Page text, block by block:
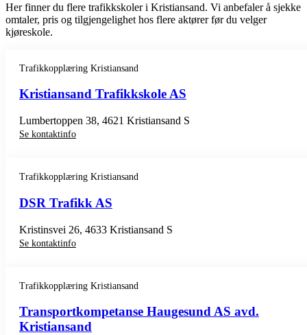
Her finner du flere trafikkskoler i Kristiansand. Vi anbefaler å sjekke
omtaler, pris og tilgjengelighet hos flere aktører før du velger
kjøreskole.
Trafikkopplæring Kristiansand
Kristiansand Trafikkskole AS
Lumbertoppen 38, 4621 Kristiansand S
Se kontaktinfo
Trafikkopplæring Kristiansand
DSR Trafikk AS
Kristinsvei 26, 4633 Kristiansand S
Se kontaktinfo
Trafikkopplæring Kristiansand
Transportkompetanse Haugesund AS avd.
Kristiansand